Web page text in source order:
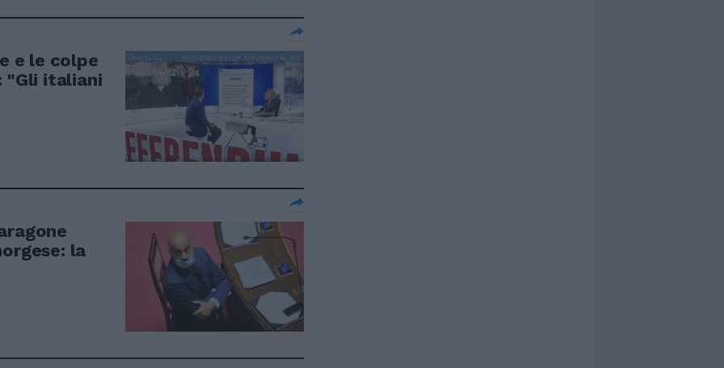
e le colpe
"Gli italiani
la